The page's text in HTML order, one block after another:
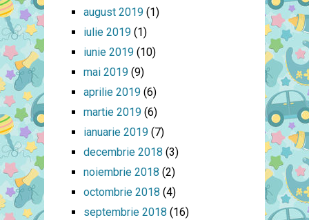
august 2019(1)
iulie 2019(1)
iunie 2019(10)
mai 2019(9)
aprilie 2019(6)
martie 2019(6)
ianuarie 2019(7)
decembrie 2018 (3)
noiembrie 2018 (2)
octombrie 2018 (4)
septembrie 2018 (16)